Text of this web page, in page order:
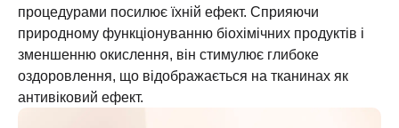
процедурами посилює їхній ефект. Сприяючи
природному функціонуванню біохімічних продуктів і
зменшенню окислення, він стимулює глибоке
оздоровлення, що відображається на тканинах як
антивіковий ефект.